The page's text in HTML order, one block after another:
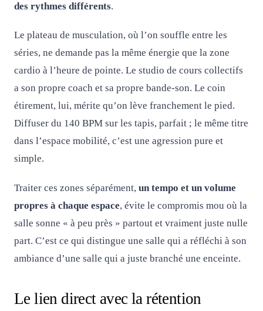
des rythmes différents.
Le plateau de musculation, où l’on souffle entre les
séries, ne demande pas la même énergie que la zone
cardio à l’heure de pointe. Le studio de cours collectifs
a son propre coach et sa propre bande-son. Le coin
étirement, lui, mérite qu’on lève franchement le pied.
Diffuser du 140 BPM sur les tapis, parfait ; le même titre
dans l’espace mobilité, c’est une agression pure et
simple.
Traiter ces zones séparément, un tempo et un volume
propres à chaque espace, évite le compromis mou où la
salle sonne « à peu près » partout et vraiment juste nulle
part. C’est ce qui distingue une salle qui a réfléchi à son
ambiance d’une salle qui a juste branché une enceinte.
Le lien direct avec la rétention